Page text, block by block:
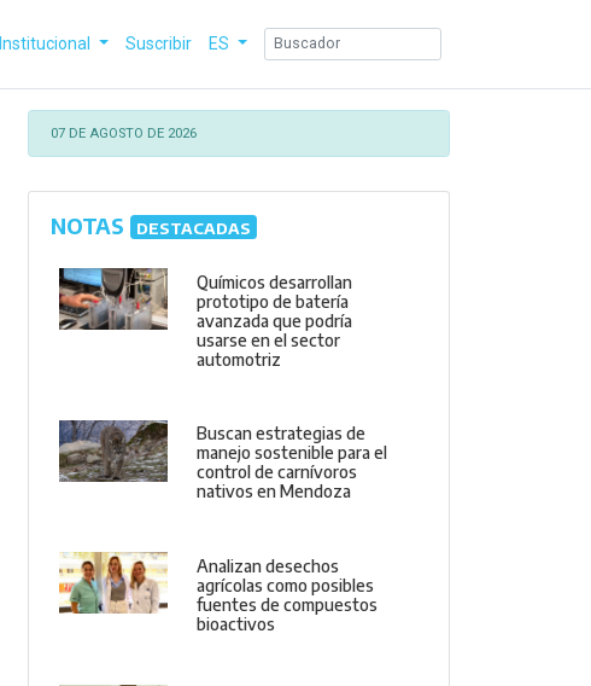
Institucional Suscribir ES
07 DE AGOSTO DE 2026
NOTAS DESTACADAS
Químicos desarrollan
prototipo de batería
avanzada que podría
usarse en el sector
automotriz
Buscan estrategias de
manejo sostenible para el
control de carnívoros
nativos en Mendoza
Analizan desechos
agrícolas como posibles
fuentes de compuestos
bioactivos